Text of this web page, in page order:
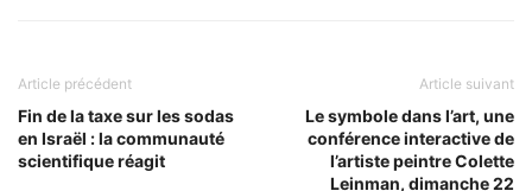
Article précédent
Fin de la taxe sur les sodas
en Israël : la communauté
scientifique réagit
Article suivant
Le symbole dans l’art, une
conférence interactive de
l’artiste peintre Colette
Leinman, dimanche 22